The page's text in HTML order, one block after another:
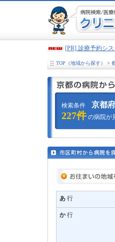
[PR] 診療予約シ
TOP（地域から探す） >
検索条件 京都府
227件の病院が
あ行
か行